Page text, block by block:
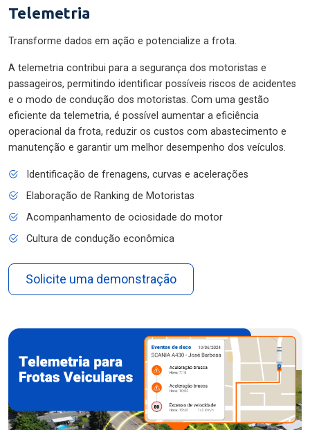
Telemetria
Transforme dados em ação e potencialize a frota.
A telemetria contribui para a segurança dos motoristas e
passageiros, permitindo identificar possíveis riscos de acidentes
e o modo de condução dos motoristas. Com uma gestão
eficiente da telemetria, é possível aumentar a eficiência
operacional da frota, reduzir os custos com abastecimento e
manutenção e garantir um melhor desempenho dos veículos.
Identificação de frenagens, curvas e acelerações
Elaboração de Ranking de Motoristas
Acompanhamento de ociosidade do motor
Cultura de condução econômica
Solicite uma demonstração